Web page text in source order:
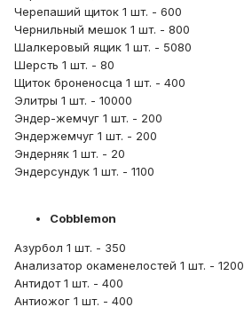
Черепаший щиток 1 шт. - 600
Чернильный мешок 1 шт. - 800
Шалкеровый ящик 1 шт. - 5080
Шерсть 1 шт. - 80
Щиток броненосца 1 шт. - 400
Элитры 1 шт. - 10000
Эндер-жемчуг 1 шт. - 200
Эндержемчуг 1 шт. - 200
Эндерняк 1 шт. - 20
Эндерсундук 1 шт. - 1100
Cobblemon
Азурбол 1 шт. - 350
Анализатор окаменелостей 1 шт. - 1200
Антидот 1 шт. - 400
Антиожог 1 шт. - 400